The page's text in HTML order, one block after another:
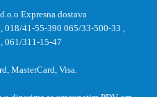
Expresna dostava
018/41-55-390 065/33-500-33
061/311-15-47
MasterCard, Visa.